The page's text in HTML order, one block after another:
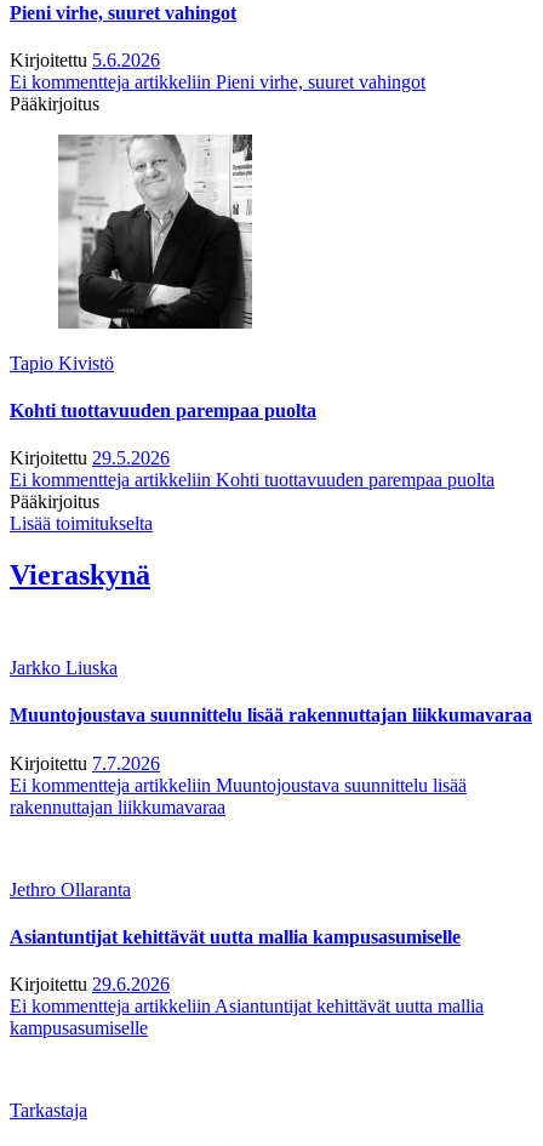
Pieni virhe, suuret vahingot
Kirjoitettu 5.6.2026
Ei kommentteja artikkeliin Pieni virhe, suuret vahingot
Pääkirjoitus
Tapio Kivistö
Kohti tuottavuuden parempaa puolta
Kirjoitettu 29.5.2026
Ei kommentteja artikkeliin Kohti tuottavuuden parempaa puolta
Pääkirjoitus
Lisää toimitukselta
Vieraskynä
Jarkko Liuska
Muuntojoustava suunnittelu lisää rakennuttajan liikkumavaraa
Kirjoitettu 7.7.2026
Ei kommentteja artikkeliin Muuntojoustava suunnittelu lisää
rakennuttajan liikkumavaraa
Jethro Ollaranta
Asiantuntijat kehittävät uutta mallia kampusasumiselle
Kirjoitettu 29.6.2026
Ei kommentteja artikkeliin Asiantuntijat kehittävät uutta mallia
kampusasumiselle
Tarkastaja